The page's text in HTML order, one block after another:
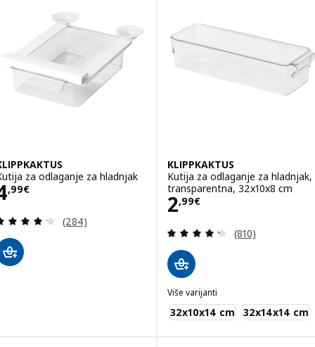
za odlaganje za hladnjak
,99€ 4,99€
Revizija: 4.2 od 5 zvjezdica. Ukupno recenzija:
(284)
KLIPPKAKTUS
Kutija za odlaganje za hladnjak,
transparentna, 32x10x8 cm
2,99€
Cijena 2,99€
Revizija: 4.3
(810)
Više varijanti
KLIPPKAKTUS
32x10x14 cm 32x14x14 cm